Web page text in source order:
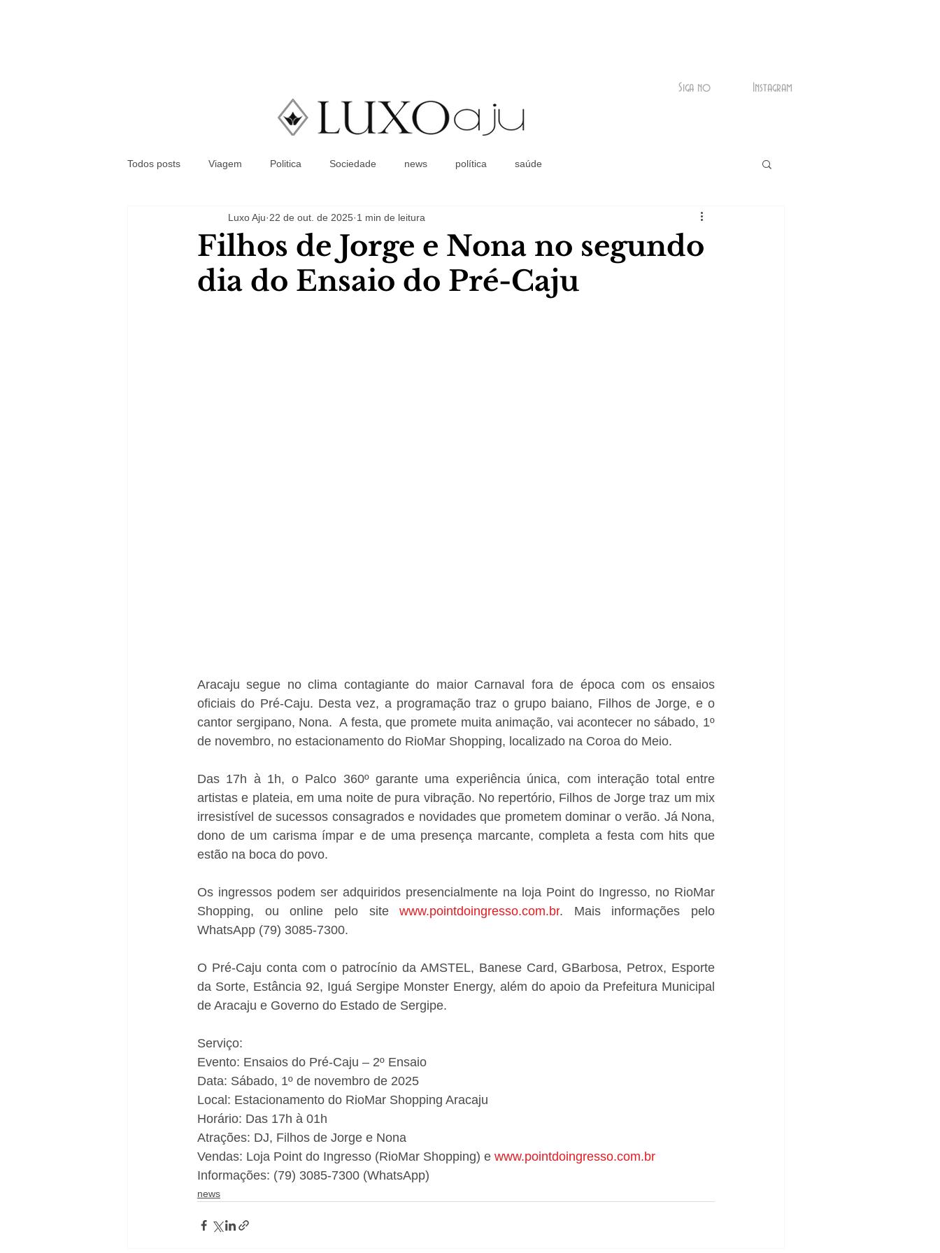
Coluna Social
Siga no Instagram
Todos posts Viagem Politica Sociedade news política saúde
Filhos de Jorge e Nona no segundo
dia do Ensaio do Pré-Caju
Luxo Aju 22 de out. de 2025 1 min de leitura
Aracaju segue no clima contagiante do maior Carnaval fora de época com os ensaios
oficiais do Pré-Caju. Desta vez, a programação traz o grupo baiano, Filhos de Jorge, e o
cantor sergipano, Nona.  A festa, que promete muita animação, vai acontecer no sábado, 1º
de novembro, no estacionamento do RioMar Shopping, localizado na Coroa do Meio.
Das 17h à 1h, o Palco 360º garante uma experiência única, com interação total entre
artistas e plateia, em uma noite de pura vibração. No repertório, Filhos de Jorge traz um mix
irresistível de sucessos consagrados e novidades que prometem dominar o verão. Já Nona,
dono de um carisma ímpar e de uma presença marcante, completa a festa com hits que
estão na boca do povo.
Os ingressos podem ser adquiridos presencialmente na loja Point do Ingresso, no RioMar
Shopping, ou online pelo site www.pointdoingresso.com.br. Mais informações pelo
WhatsApp (79) 3085-7300.
O Pré-Caju conta com o patrocínio da AMSTEL, Banese Card, GBarbosa, Petrox, Esporte
da Sorte, Estância 92, Iguá Sergipe Monster Energy, além do apoio da Prefeitura Municipal
de Aracaju e Governo do Estado de Sergipe.
Serviço:
Evento: Ensaios do Pré-Caju – 2º Ensaio
Data: Sábado, 1º de novembro de 2025
Local: Estacionamento do RioMar Shopping Aracaju
Horário: Das 17h à 01h
Atrações: DJ, Filhos de Jorge e Nona
Vendas: Loja Point do Ingresso (RioMar Shopping) e www.pointdoingresso.com.br
Informações: (79) 3085-7300 (WhatsApp)
news